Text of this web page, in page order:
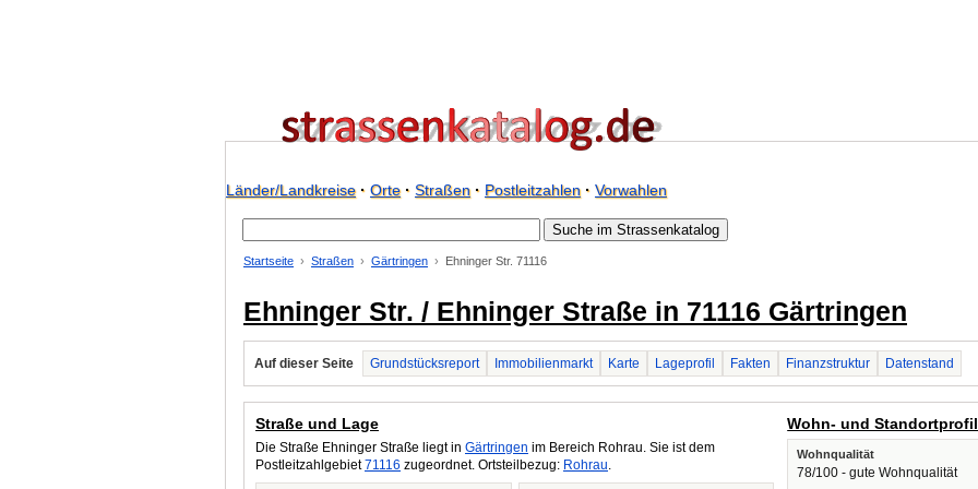
Länder/Landkreise· Orte· Straßen· Postleitzahlen· Vorwahlen
Startseite Straßen Gärtringen Ehninger Str. 71116
Ehninger Str. / Ehninger Straße in 71116 Gärtringen
Auf dieser Seite Grundstücksreport Immobilienmarkt Karte Lageprofil Fakten Finanzstruktur Datenstand
Straße und Lage
Die Straße Ehninger Straße liegt in Gärtringen im Bereich Rohrau. Sie ist dem
Postleitzahlgebiet71116 zugeordnet. Ortsteilbezug: Rohrau.
Wohn- und Standortprofil
Wohnqualität
78/100 - gute Wohnqualität